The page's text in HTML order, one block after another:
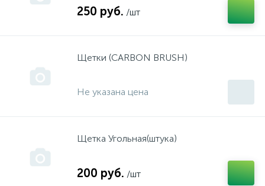
250 руб. /шт
Щетки (CARBON BRUSH)
Не указана цена
Щетка Угольная(штука)
200 руб. /шт
Ящики,касетницы,